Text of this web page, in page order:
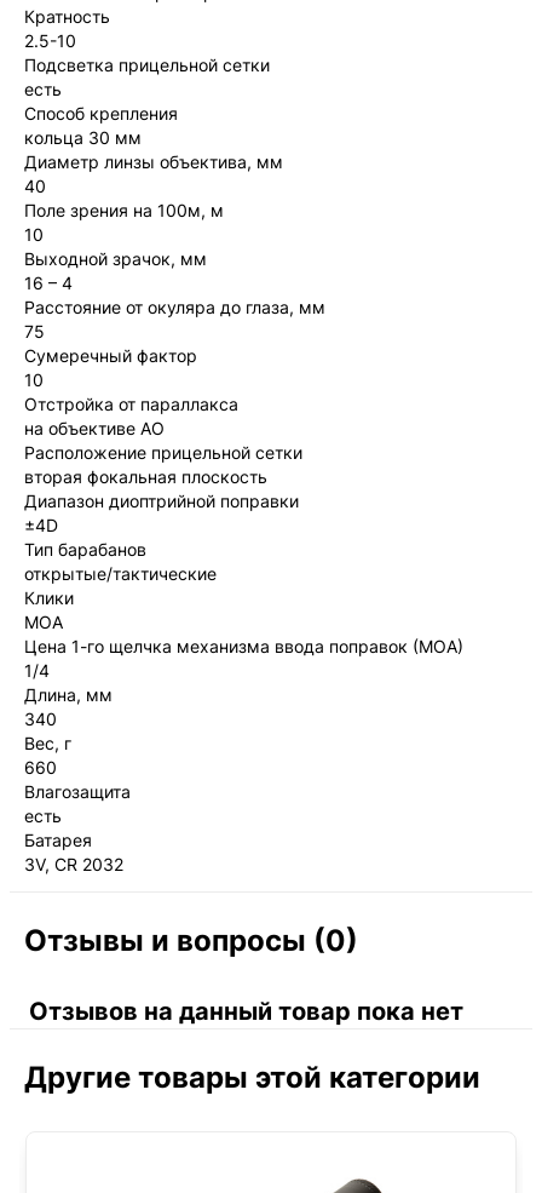
Кратность
2.5-10
Подсветка прицельной сетки
есть
Способ крепления
кольца 30 мм
Диаметр линзы объектива, мм
40
Поле зрения на 100м, м
10
Выходной зрачок, мм
16 – 4
Расстояние от окуляра до глаза, мм
75
Сумеречный фактор
10
Отстройка от параллакса
на объективе AO
Расположение прицельной сетки
вторая фокальная плоскость
Диапазон диоптрийной поправки
±4D
Тип барабанов
открытые/тактические
Клики
MOA
Цена 1-го щелчка механизма ввода поправок (МОА)
1/4
Длина, мм
340
Вес, г
660
Влагозащита
есть
Батарея
3V, CR 2032
Отзывы и вопросы (0)
Отзывов на данный товар пока нет
Другие товары этой категории